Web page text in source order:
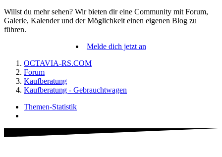
Willst du mehr sehen? Wir bieten dir eine Community mit Forum,
Galerie, Kalender und der Möglichkeit einen eigenen Blog zu
führen.
Melde dich jetzt an
OCTAVIA-RS.COM
Forum
Kaufberatung
Kaufberatung - Gebrauchtwagen
Themen-Statistik